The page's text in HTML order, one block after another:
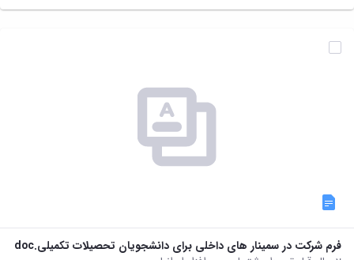
فرم شرکت در سمینار های داخلی برای دانشجویان تحصیلات تکمیلی.doc